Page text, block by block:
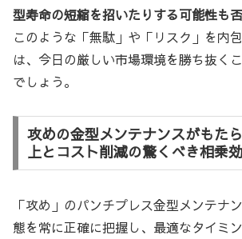
型寿命の短縮を招いたりする可能性も
このような「無駄」や「リスク」を内
は、今日の厳しい市場環境を勝ち抜く
でしょう。
攻めの金型メンテナンスがもた
上とコスト削減の驚くべき相乗
「攻め」のパンチプレス金型メンテナ
態を常に正確に把握し、最適なタイミ